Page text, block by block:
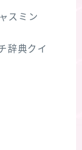
スミン
辞典クイ